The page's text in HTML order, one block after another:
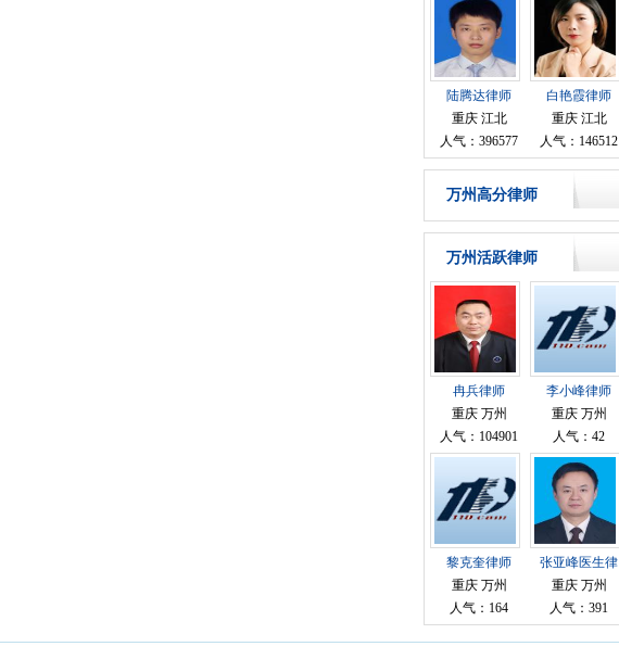
陆腾达律师
重庆 江北
人气：396577
白艳霞律师
重庆 江北
人气：146512
万州高分律师
万州活跃律师
冉兵律师
重庆 万州
人气：104901
李小峰律师
重庆 万州
人气：42
黎克奎律师
重庆 万州
人气：164
张亚峰医生律
师
重庆 万州
人气：391